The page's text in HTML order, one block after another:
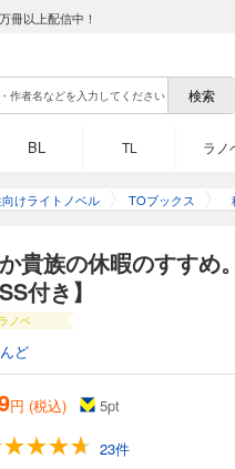
冊以上配信中！
BL TL ラノ
けライトノベル TOブックス
貴族の休暇のすすめ
付き】
ラノベ
ど
円 (税込) 5pt
23件
・ＢＳテレ東・AT-XほかにてTVア
／毎週水曜 15時30分～） ※放送日時は
き★ どんな依頼もひらり、軽妙に捌
フを楽しむリゼルたち。
したり、騎士学校の冒険者講習の講
ず冒険者らしくない軽やかさでこな
る。パルテダを出て遠方のアスタル
り!? 飄々としているようで案外障壁
すすめ。6【電子書籍限定書き
・ＢＳテレ東・AT-XほかにてTV
★ 旅は南国へ――！ コミカライズも絶好
家で母親に挨拶したりと、マイペー
挑戦したり、劇団“Phantasm”と再
フを満喫中。 リゼルたちの次なる目
“人魚姫(セイレーン)の洞”の踏破を
たちも続々登場！新章突入でますま
すめ。7【電子書籍限定書き下
・ＢＳテレ東・AT-XほかにてTV
毎週水曜 15時30分～） ※放送日時は予
き★ コミカライズも絶好調！ コミ